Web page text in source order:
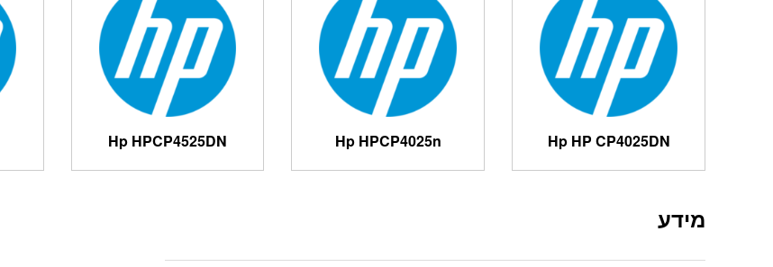
Hp HP CP4025DN
Hp HPCP4025n
Hp HPCP4525DN
מידע